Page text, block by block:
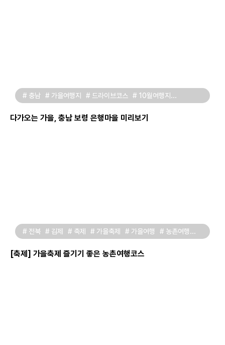
# 충남 # 가을여행지 # 드라이브코스
# 10월여행지
# 국내여행지 # 은행나무 # 가을풍경 # 보령여행코스
# 철길풍경
# 가을단풍여행 # 국내가을여행
다가오는 가을, 충남 보령 은행마을 미리보기
# 전북 # 김제 # 축제 # 가을축제 # 가을여행
# 농촌여행
# 농촌체험 # 금산사 # 삶의향기 # 벽골제민속유물전시관
# 김제지평선축제 # 벽골제마을
[축제] 가을축제 즐기기 좋은 농촌여행코스